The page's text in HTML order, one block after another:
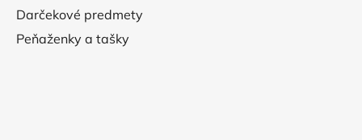
Darčekové predmety
Peňaženky a tašky